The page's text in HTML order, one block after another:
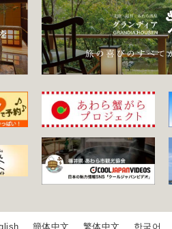
簡体中文 繁体中文 한국어